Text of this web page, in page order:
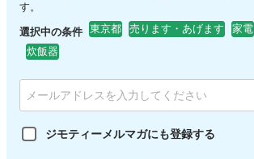
す。
選択中の条件 東京都 売ります・あげます 家電
炊飯器
ジモティーメルマガにも登録する